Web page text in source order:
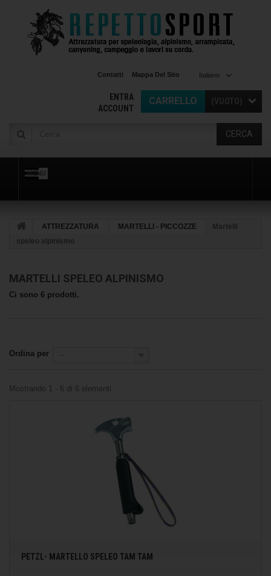
Italiano
Contatti Mappa Del Sito
CARRELLO
ENTRA
ACCOUNT
CERCA
MENU
ATTREZZATURA MARTELLI - PICCOZZE
Martelli
speleo alpinismo
MARTELLI SPELEO ALPINISMO
Ci sono 6 prodotti.
Ordina per --
Mostrando 1 - 6 di 6 elementi
PETZL- MARTELLO SPELEO TAM TAM